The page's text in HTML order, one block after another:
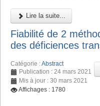
Lire la suite...
Fiabilité de 2
des déficiences
Catégorie :Abstract
Publication : 24 mars 2021
Mis à jour : 30 mars 2021
Affichages : 1780